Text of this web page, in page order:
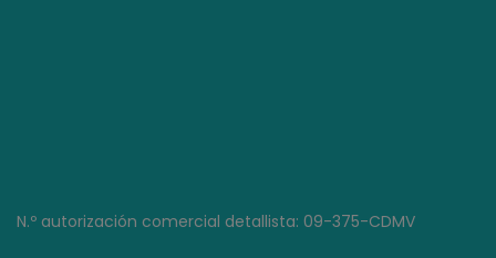
N.º autorización comercial detallista: 09-375-CDMV